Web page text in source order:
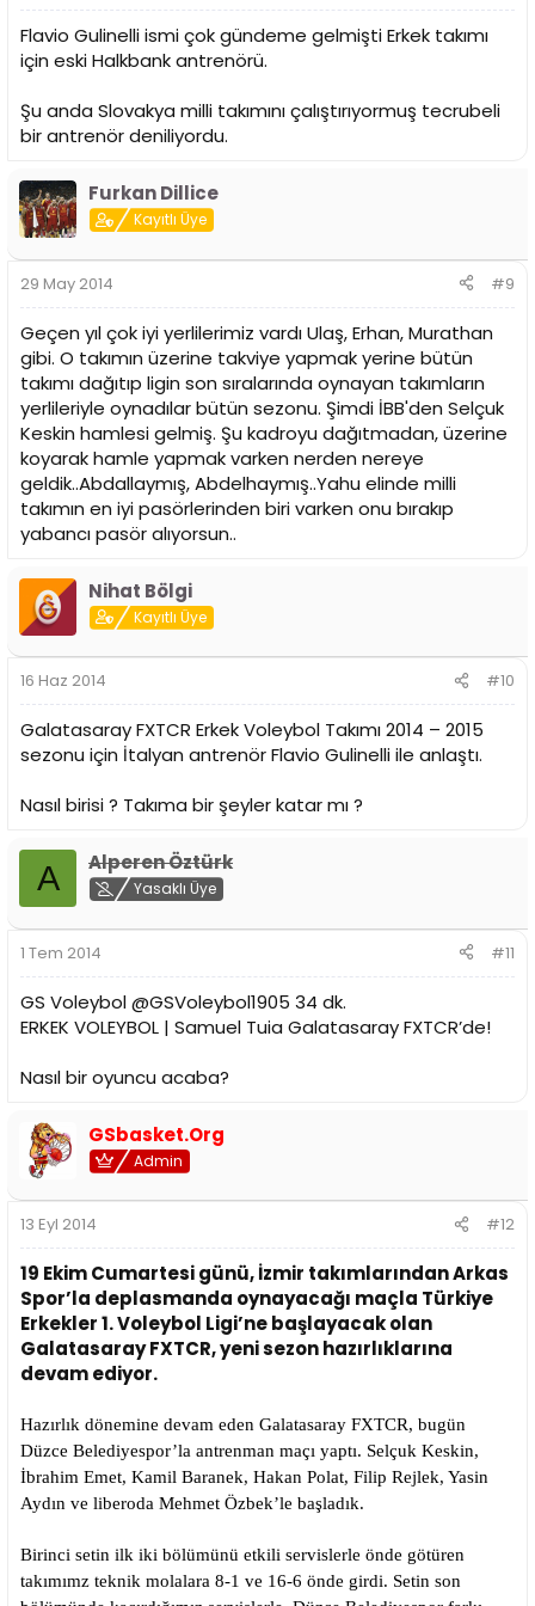
Flavio Gulinelli ismi çok gündeme gelmişti Erkek takımı
için eski Halkbank antrenörü.
Şu anda Slovakya milli takımını çalıştırıyormuş tecrubeli
bir antrenör deniliyordu.
Furkan Dillice
Kayıtlı Üye
29 May 2014 #9
Geçen yıl çok iyi yerlilerimiz vardı Ulaş, Erhan, Murathan
gibi. O takımın üzerine takviye yapmak yerine bütün
takımı dağıtıp ligin son sıralarında oynayan takımların
yerlileriyle oynadılar bütün sezonu. Şimdi İBB'den Selçuk
Keskin hamlesi gelmiş. Şu kadroyu dağıtmadan, üzerine
koyarak hamle yapmak varken nerden nereye
geldik..Abdallaymış, Abdelhaymış..Yahu elinde milli
takımın en iyi pasörlerinden biri varken onu bırakıp
yabancı pasör alıyorsun..
Nihat Bölgi
Kayıtlı Üye
16 Haz 2014 #10
Galatasaray FXTCR Erkek Voleybol Takımı 2014 – 2015
sezonu için İtalyan antrenör Flavio Gulinelli ile anlaştı.
Nasıl birisi ? Takıma bir şeyler katar mı ?
A Alperen Öztürk
Yasaklı Üye
1 Tem 2014 #11
GS Voleybol ‏@GSVoleybol1905 34 dk.
ERKEK VOLEYBOL | Samuel Tuia Galatasaray FXTCR’de!
Nasıl bir oyuncu acaba?
GSbasket.Org
Admin
13 Eyl 2014 #12
19 Ekim Cumartesi günü, İzmir takımlarından Arkas
Spor’la deplasmanda oynayacağı maçla Türkiye
Erkekler 1. Voleybol Ligi’ne başlayacak olan
Galatasaray FXTCR, yeni sezon hazırlıklarına
devam ediyor.
Hazırlık dönemine devam eden Galatasaray FXTCR, bugün
Düzce Belediyespor’la antrenman maçı yaptı. Selçuk Keskin,
İbrahim Emet, Kamil Baranek, Hakan Polat, Filip Rejlek, Yasin
Aydın ve liberoda Mehmet Özbek’le başladık.
Birinci setin ilk iki bölümünü etkili servislerle önde götüren
takımımz teknik molalara 8-1 ve 16-6 önde girdi. Setin son